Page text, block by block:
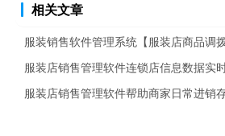
相关文章
服装销售软件管理系统【服装店商品调拨
服装店销售管理软件连锁店信息数据实
服装店销售管理软件帮助商家日常进销